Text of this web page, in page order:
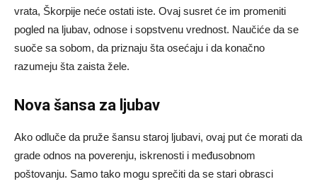
vrata, Škorpije neće ostati iste. Ovaj susret će im promeniti
pogled na ljubav, odnose i sopstvenu vrednost. Naučiće da se
suoče sa sobom, da priznaju šta osećaju i da konačno
razumeju šta zaista žele.
Nova šansa za ljubav
Ako odluče da pruže šansu staroj ljubavi, ovaj put će morati da
grade odnos na poverenju, iskrenosti i međusobnom
poštovanju. Samo tako mogu sprečiti da se stari obrasci